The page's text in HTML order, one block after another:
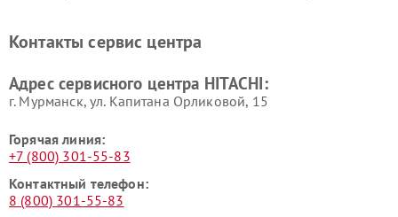
данных HITACHI
HITACHI
HITACHI
HITACHI
Контакты сервис центра
Адрес сервисного центра HITACHI:
г. Мурманск, ул. Капитана Орликовой, 15
Горячая линия:
+7 (800) 301-55-83
Контактный телефон:
8 (800) 301-55-83